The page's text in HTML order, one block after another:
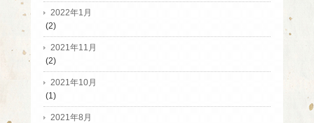
2022年1月
(2)
2021年11月
(2)
2021年10月
(1)
2021年8月